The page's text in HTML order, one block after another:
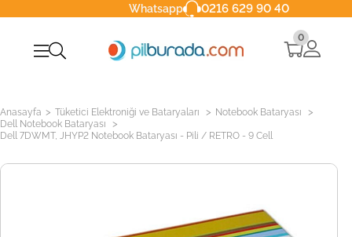
Whatsapp 0216 629 90 40
0
Anasayfa > Tüketici Elektroniği ve Bataryaları > Notebook Bataryası >
Dell Notebook Bataryası >
Dell 7DWMT, JHYP2 Notebook Bataryası - Pili / RETRO - 9 Cell